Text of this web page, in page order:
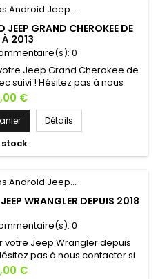
GRAND CHEROKEE DE
2013
0
Jeep Grand Cherokee de
suivi ! Hésitez pas à nous
une question !
€
Détails
stock
WRANGLER DEPUIS 2018
0
votre Jeep Wrangler depuis
pas à nous contacter si
question !
€